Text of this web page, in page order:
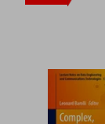
40%
dcto.